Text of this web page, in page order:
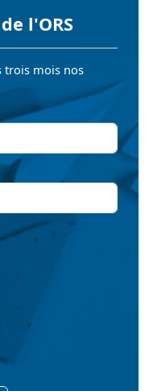
l'ORS
trois mois nos